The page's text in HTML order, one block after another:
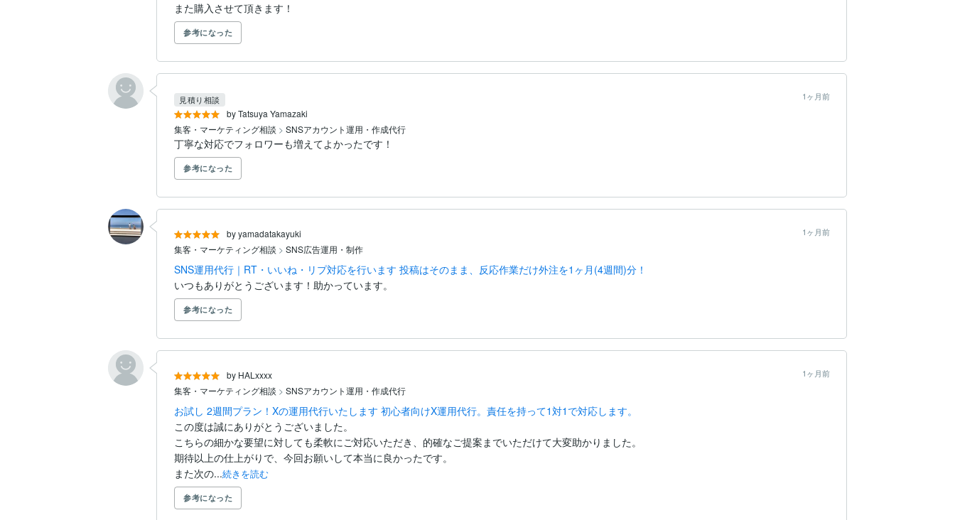
また購入させて頂きます！
参考になった
by Tatsuya Yamazaki
1ヶ月前
見積り相談
集客・マーケティング相談 > SNSアカウント運用・作成代行
丁寧な対応でフォロワーも増えてよかったです！
参考になった
by yamadatakayuki 1ヶ月前
集客・マーケティング相談 > SNS広告運用・制作
SNS運用代行｜RT・いいね・リプ対応を行います 投稿はそのまま、反応作業だけ外注を1ヶ月(4週間)分！
いつもありがとうございます！助かっています。
参考になった
by HALxxxx 1ヶ月前
集客・マーケティング相談 > SNSアカウント運用・作成代行
お試し 2週間プラン！Xの運用代行いたします 初心者向けX運用代行。責任を持って1対1で対応します。
この度は誠にありがとうございました。
こちらの細かな要望に対しても柔軟にご対応いただき、的確なご提案までいただけて大変助かりました。
期待以上の仕上がりで、今回お願いして本当に良かったです。
また次の...続きを読む
参考になった